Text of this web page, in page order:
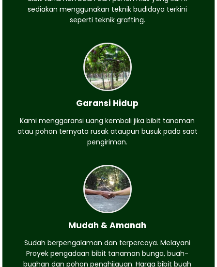
sediakan menggunakan teknik budidaya terkini
seperti teknik grafting.
Garansi Hidup
Kami menggaransi uang kembali jika bibit tanaman
atau pohon ternyata rusak ataupun busuk pada saat
pengiriman.
Mudah & Amanah
Sudah berpengalaman dan terpercaya. Melayani
Proyek pengadaan bibit tanaman bunga, buah-
buahan dan pohon penghijauan. Harga bibit buah